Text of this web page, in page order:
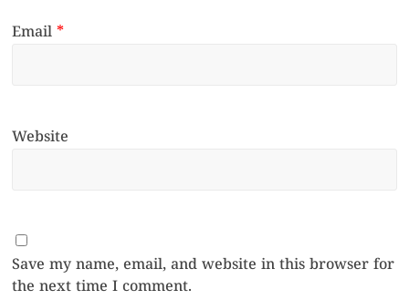
Email*
Website
Save my name, email, and website in this browser for
the next time I comment.